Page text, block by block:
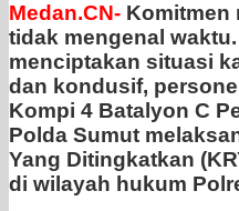
Medan.CN- Komitmen
tidak mengenal
menciptakan situasi
dan kondusif,
Kompi 4 Batalyon C
Polda Sumut
Yang Ditingkatkan
di wilayah hukum